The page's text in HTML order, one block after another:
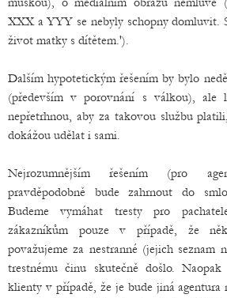
XXX a YYY se nebyly schopny domluvit.
život matky s dítětem.').
Dalším hypotetickým řešením by bylo
(především v porovnání s válkou), ale
nepřetrhnou, aby za takovou službu
dokážou udělat i sami.
Nejrozumnějším řešením (pro
pravděpodobně bude zahrnout do
Budeme vymáhat tresty pro
zákazníkům pouze v případě, že
považujeme za nestranné (jejich seznam
trestnému činu skutečně došlo.
klienty v případě, že je bude jiná